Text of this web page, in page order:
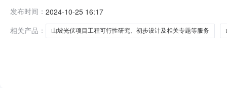
NYGSZB-GC-2024-013招标单位：浙江海港智慧能源有
发布时间：2024年10月25日
发布时间： 2024-10-25 16:17
相关产品：
山坡光伏项目工程可行性研究、初步设计及相关专题等服务